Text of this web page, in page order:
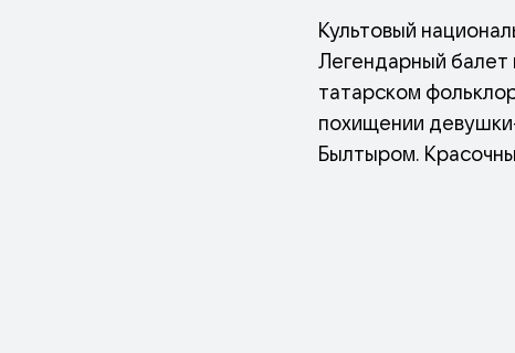
Культовый
Легендарный балет
татарском
похищении
Былтыром.